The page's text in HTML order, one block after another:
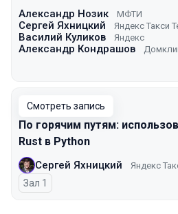
Александр Нозик МФТИ
Сергей Яхницкий Яндекс Такси
Василий Куликов Яндекс
Александр Кондрашов
Смотреть запись
По горячим путям:
Rust в Python
Сергей Яхницкий Яндекс
Зал 1